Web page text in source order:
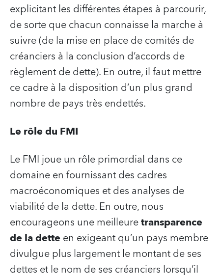
explicitant les différentes étapes à parcourir,
de sorte que chacun connaisse la marche à
suivre (de la mise en place de comités de
créanciers à la conclusion d’accords de
règlement de dette). En outre, il faut mettre
ce cadre à la disposition d’un plus grand
nombre de pays très endettés.
Le rôle du FMI
Le FMI joue un rôle primordial dans ce
domaine en fournissant des cadres
macroéconomiques et des analyses de
viabilité de la dette. En outre, nous
encourageons une meilleuretransparence
de la detteen exigeant qu’un pays membre
divulgue plus largement le montant de ses
dettes et le nom de ses créanciers lorsqu’il